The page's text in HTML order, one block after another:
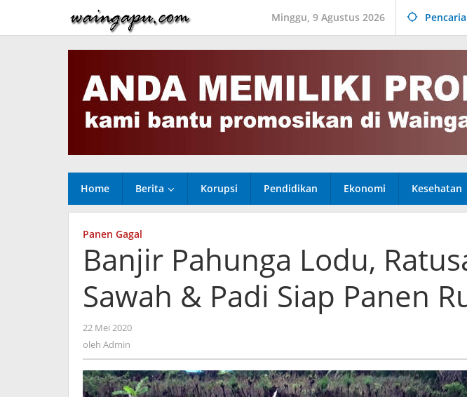
konten
Minggu, 9 Agustus 2026
Home Berita Korupsi Pendidikan Ekonomi Kesehatan
Panen Gagal
Banjir Pahunga Lodu,
Sawah & Padi Siap Panen
22 Mei 2020
oleh Admin